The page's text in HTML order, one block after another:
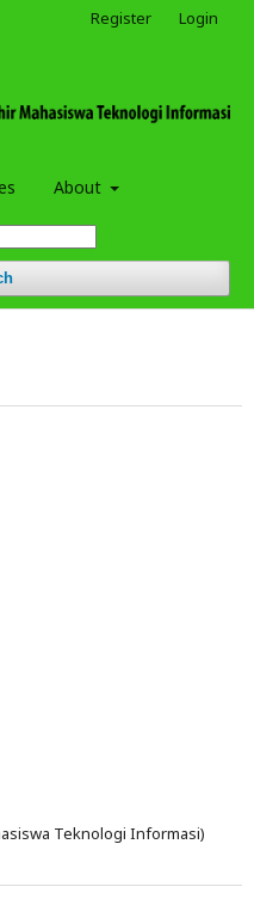
About
Register Login
Teknologi Informasi)